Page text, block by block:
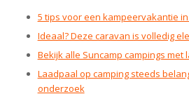
5 tips voor een kampeervakantie
Ideaal? Deze caravan is volledig
Bekijk alle Suncamp campings
Laadpaal op camping steeds
onderzoek